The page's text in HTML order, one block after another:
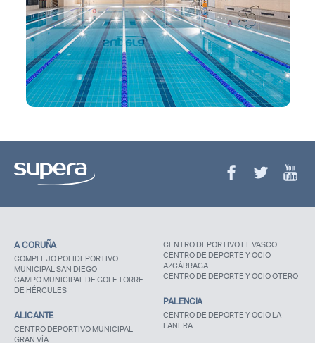
A CORUÑA
COMPLEJO POLIDEPORTIVO
MUNICIPAL SAN DIEGO
CAMPO MUNICIPAL DE GOLF TORRE
DE HÉRCULES
ALICANTE
CENTRO DEPORTIVO MUNICIPAL
GRAN VÍA
CENTRO DEPORTIVO EL VASCO
CENTRO DE DEPORTE Y OCIO
AZCÁRRAGA
CENTRO DE DEPORTE Y OCIO OTERO
PALENCIA
CENTRO DE DEPORTE Y OCIO LA
LANERA